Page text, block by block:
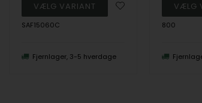
SAF15060C
Fjernlager, 3-5 hverdage
800